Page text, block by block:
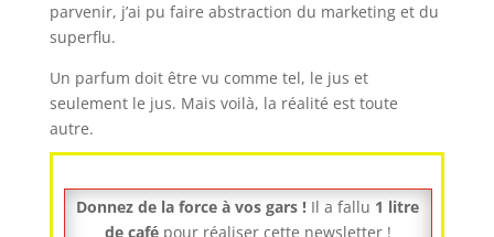
parvenir, j’ai pu faire abstraction du marketing et du
superflu.
Un parfum doit être vu comme tel, le jus et
seulement le jus. Mais voilà, la réalité est toute
autre.
Donnez de la force à vos gars ! Il a fallu 1 litre
de café pour réaliser cette newsletter !